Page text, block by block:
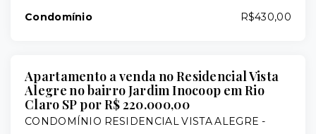
Condomínio R$430,00
Apartamento a venda no Residencial Vista
Alegre no bairro Jardim Inocoop em Rio
Claro SP por R$ 220.000,00
CONDOMÍNIO RESIDENCIAL VISTA ALEGRE -